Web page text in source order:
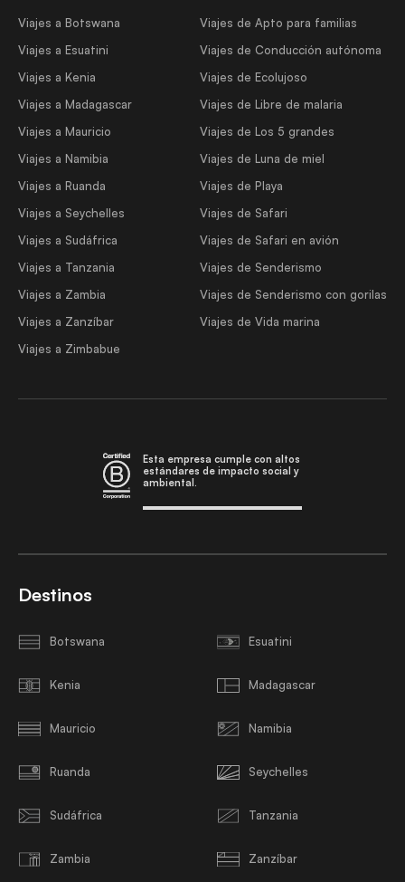
Viajes a Botswana
Viajes a Esuatini
Viajes a Kenia
Viajes a Madagascar
Viajes a Mauricio
Viajes a Namibia
Viajes a Ruanda
Viajes a Seychelles
Viajes a Sudáfrica
Viajes a Tanzania
Viajes a Zambia
Viajes a Zanzíbar
Viajes a Zimbabue
Viajes de Apto para familias
Viajes de Conducción autónoma
Viajes de Ecolujoso
Viajes de Libre de malaria
Viajes de Los 5 grandes
Viajes de Luna de miel
Viajes de Playa
Viajes de Safari
Viajes de Safari en avión
Viajes de Senderismo
Viajes de Senderismo con gorilas
Viajes de Vida marina
Esta empresa cumple con altos
estándares de impacto social y
ambiental.
Destinos
Botswana Esuatini
Kenia Madagascar
Mauricio Namibia
Ruanda Seychelles
Sudáfrica Tanzania
Zambia Zanzíbar